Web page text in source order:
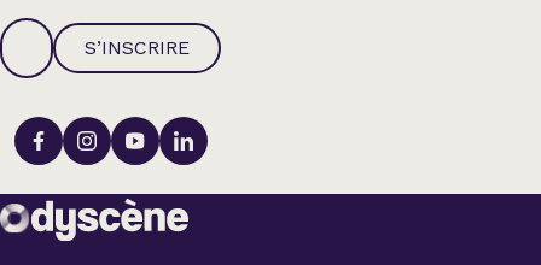
S’INSCRIRE